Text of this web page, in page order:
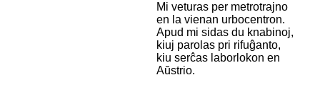
Mi veturas per metrotrajno
en la vienan urbocentron.
Apud mi sidas du knabinoj,
kiuj parolas pri rifuĝanto,
kiu serĉas laborlokon en
Aŭstrio.